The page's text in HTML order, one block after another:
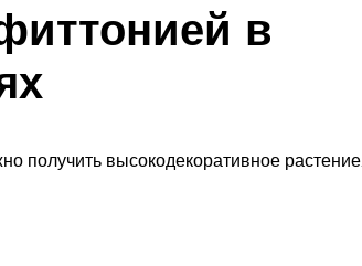
в
получить высокодекоративное растение.